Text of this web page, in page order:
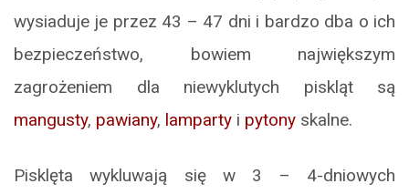
wysiaduje je przez 43 – 47 dni i bardzo dba o ich
bezpieczeństwo, bowiem największym
zagrożeniem dla niewyklutych piskląt są
mangusty, pawiany, lamparty i pytony skalne.
Pisklęta wykluwają się w 3 – 4-dniowych